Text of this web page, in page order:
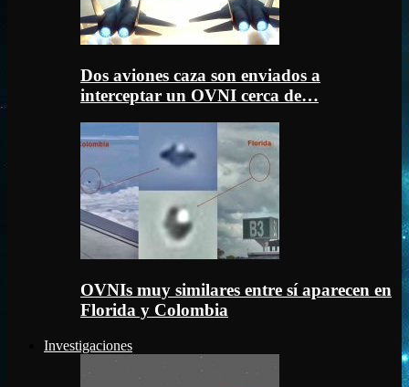
Dos aviones caza son enviados a
interceptar un OVNI cerca de…
OVNIs muy similares entre sí aparecen en
Florida y Colombia
Investigaciones